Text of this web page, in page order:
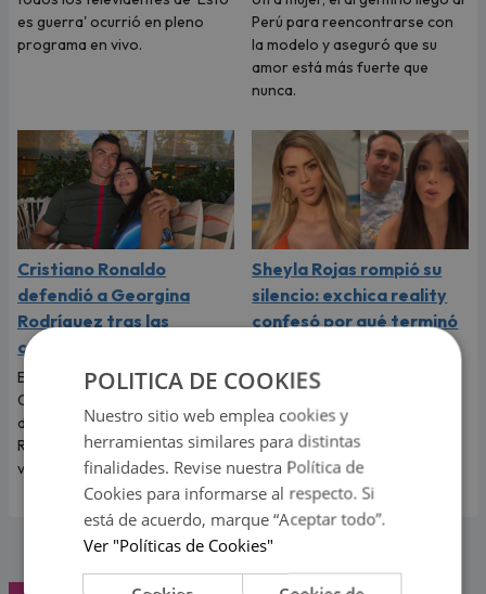
es guerra' ocurrió en pleno
programa en vivo.
Perú para reencontrarse con
la modelo y aseguró que su
amor está más fuerte que
nunca.
Cristiano Ronaldo
defendió a Georgina
Rodríguez tras las
críticas por su físico
El futbolista portugués
Cristiano Ronaldo no dudó en
defender a Georgina
Rodríguez y recordarle lo
valiosa que es.
Sheyla Rojas rompió su
silencio: exchica reality
confesó por qué terminó
La exchica reality Sheyla Rojas
con el empresario mexicano.
Te contamos todos los
detalles.
POLITICA DE COOKIES
Nuestro sitio web emplea cookies y
herramientas similares para distintas
finalidades. Revise nuestra Política de
Cookies para informarse al respecto. Si
está de acuerdo, marque “Aceptar todo”.
Ver "Políticas de Cookies"